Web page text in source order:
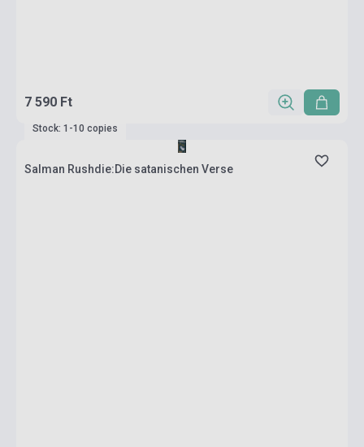
7 590 Ft
Stock: 1-10 copies
Salman Rushdie:Die satanischen Verse